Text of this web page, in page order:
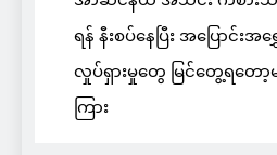
ရန် နီးစပ်နေပြီး အပြောင်
လှုပ်ရှားမှုတွေ မြင်တွေ့ရတေ
ကြား